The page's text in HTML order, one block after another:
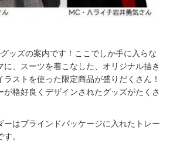
ッズの案内です！ここでしか手に入らな
に、スーツを着こなした、オリジナル描き
ストを使った限定商品が盛りだくさん！
が格好良くデザインされたグッズがたくさ
ーはブラインドパッケージに入れたトレー
。